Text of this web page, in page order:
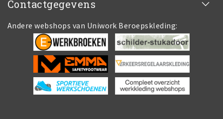
Contactgegevens
Andere webshops van Uniwork Beroepskleding: